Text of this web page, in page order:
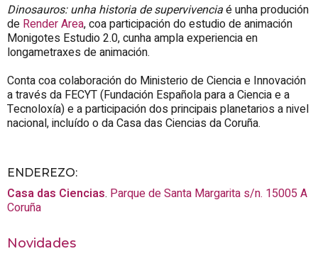
Dinosauros: unha historia de supervivenciaé unha produción
de Render Area, coa participación do estudio de animación
Monigotes Estudio 2.0, cunha ampla experiencia en
longametraxes de animación.
Conta coa colaboración do Ministerio de Ciencia e Innovación
a través da FECYT (Fundación Española para a Ciencia e a
Tecnoloxía) e a participación dos principais planetarios a nivel
nacional, incluído o da Casa das Ciencias da Coruña.
ENDEREZO:
Casa das Ciencias. Parque de Santa Margarita s/n. 15005 A
Coruña
Novidades